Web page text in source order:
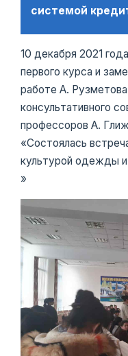
системой
10 декабря 2021
первого курса и
работе А.
консультативного
профессоров А.
«Состоялась
культурой одежды
»